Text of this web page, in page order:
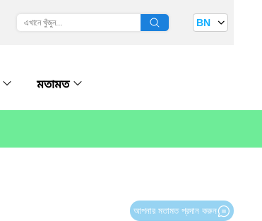
BN
মতামত
আপনার মতামত প্রদান করুন